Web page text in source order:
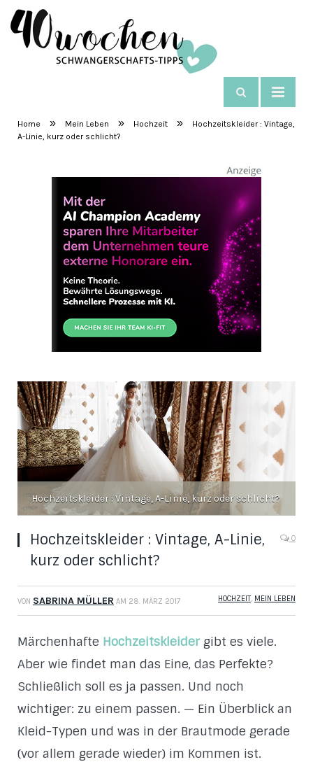
SchwangerschaftsTipps
Home » Mein Leben » Hochzeit »
Hochzeitskleider : Vintage,
A-Linie, kurz oder schlicht?
Hochzeitskleider : Vintage, A-Linie, kurz oder schlicht?
Hochzeitskleider : Vintage, A-Linie,
kurz oder schlicht?
0
VON SABRINA MÜLLER AM 28. MÄRZ 2017 HOCHZEIT, MEIN LEBEN
Märchenhafte Hochzeitskleidergibt es viele.
Aber wie findet man das Eine, das Perfekte?
Schließlich soll es ja passen. Und noch
wichtiger: zu einem passen. — Ein Überblick an
Kleid-Typen und was in der Brautmode gerade
(vor allem gerade wieder) im Kommen ist.